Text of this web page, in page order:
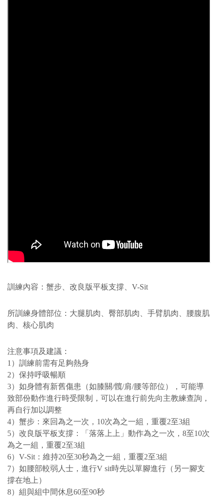
訓練內容：蟹步、改良版平板支撐、V-Sit
所訓練身體部位：大腿肌肉、臀部肌肉、手臂肌肉、腰腹肌
肉、核心肌肉
注意事項及建議：
1）訓練前需有足夠熱身
2）保持呼吸暢順
3）如身體有新舊傷患（如膝關/髖/肩/腰等部位），可能導
致部份動作進行時受限制，可以在進行前先向主教練查詢，
再自行加以調整
4）蟹步：來回為之一次，10次為之一組，重覆2至3組
5）改良版平板支撐：「落落上上」動作為之一次，8至10次
為之一組，重覆2至3組
6）V-Sit：維持20至30秒為之一組，重覆2至3組
7）如腰部較弱人士，進行V sit時先以單腳進行（另一腳支
撐在地上）
8）組與組中間休息60至90秒